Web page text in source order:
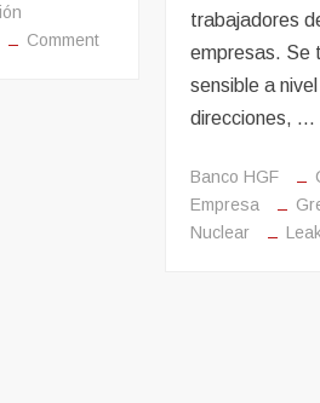
Commenton
trabajadores
empresas. Se
sensible a
direcciones, …
Banco HGF
Empresa
Nuclear